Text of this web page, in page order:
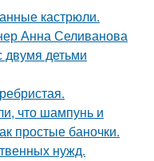
кастрюли.
Анна Селиванова
двумя детьми
что шампунь и
простые баночки.
нужд.